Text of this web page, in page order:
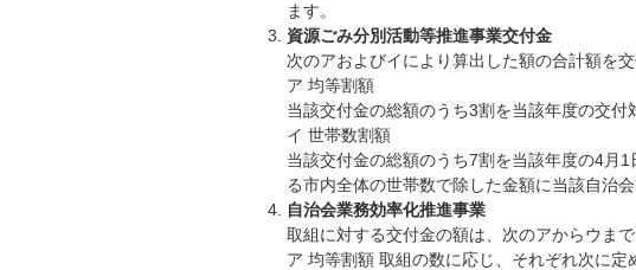
ます。
資源ごみ分別活動等推進事業交付金
次のアおよびイにより算出した額の合計額を
ア 均等割額
当該交付金の総額のうち3割を当該年度の交
イ 世帯数割額
当該交付金の総額のうち7割を当該年度の4月
る市内全体の世帯数で除した金額に当該自治
自治会業務効率化推進事業
取組に対する交付金の額は、次のアからウま
ア 均等割額 取組の数に応じ、それぞれ次に定